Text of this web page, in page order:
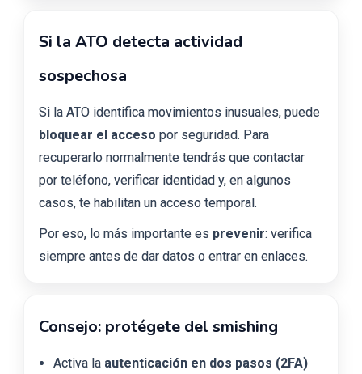
Si la ATO detecta actividad
sospechosa
Si la ATO identifica movimientos inusuales, puede
bloquear el acceso por seguridad. Para
recuperarlo normalmente tendrás que contactar
por teléfono, verificar identidad y, en algunos
casos, te habilitan un acceso temporal.
Por eso, lo más importante es prevenir: verifica
siempre antes de dar datos o entrar en enlaces.
Consejo: protégete del smishing
Activa la autenticación en dos pasos (2FA)